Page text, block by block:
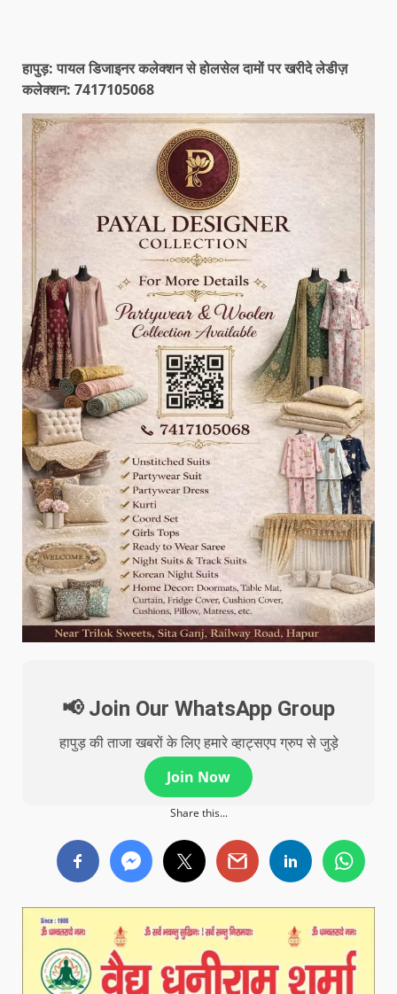
हापुड़: पायल डिजाइनर कलेक्शन से होलसेल दामों पर खरीदे लेडीज़
कलेक्शन: 7417105068
📢 Join Our WhatsApp Group
हापुड़ की ताजा खबरों के लिए हमारे व्हाट्सएप ग्रुप से जुड़े
Join Now
Share this...